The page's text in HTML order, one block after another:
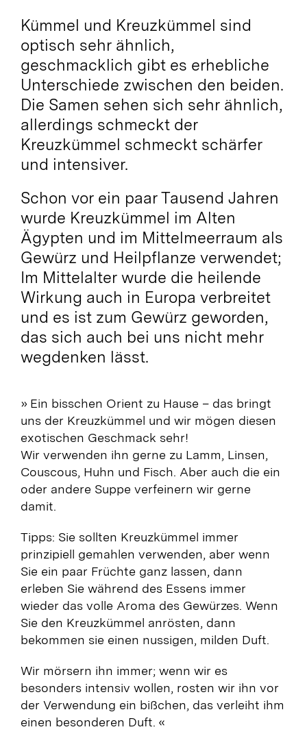
Kümmel und Kreuzkümmel sind
optisch sehr ähnlich,
geschmacklich gibt es erhebliche
Unterschiede zwischen den beiden.
Die Samen sehen sich sehr ähnlich,
allerdings schmeckt der
Kreuzkümmel schmeckt schärfer
und intensiver.
Schon vor ein paar Tausend Jahren
wurde Kreuzkümmel im Alten
Ägypten und im Mittelmeerraum als
Gewürz und Heilpflanze verwendet;
Im Mittelalter wurde die heilende
Wirkung auch in Europa verbreitet
und es ist zum Gewürz geworden,
das sich auch bei uns nicht mehr
wegdenken lässt.
» Ein bisschen Orient zu Hause – das bringt
uns der Kreuzkümmel und wir mögen diesen
exotischen Geschmack sehr!
Wir verwenden ihn gerne zu Lamm, Linsen,
Couscous, Huhn und Fisch. Aber auch die ein
oder andere Suppe verfeinern wir gerne
damit.
Tipps: Sie sollten Kreuzkümmel immer
prinzipiell gemahlen verwenden, aber wenn
Sie ein paar Früchte ganz lassen, dann
erleben Sie während des Essens immer
wieder das volle Aroma des Gewürzes. Wenn
Sie den Kreuzkümmel anrösten, dann
bekommen sie einen nussigen, milden Duft.
Wir mörsern ihn immer; wenn wir es
besonders intensiv wollen, rosten wir ihn vor
der Verwendung ein bißchen, das verleiht ihm
einen besonderen Duft. «